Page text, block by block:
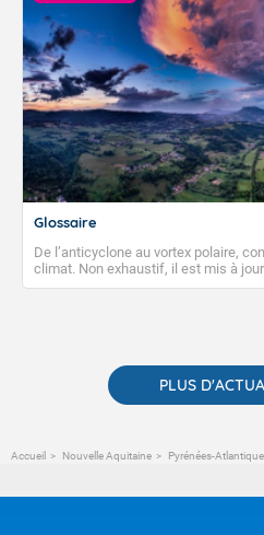
Glossaire
De l’anticyclone au vortex polaire,
climat. Non exhaustif, il est mis à
publications. Vous y trouverez
PLUS
Accueil Nouvelle Aquitaine Pyrénées-